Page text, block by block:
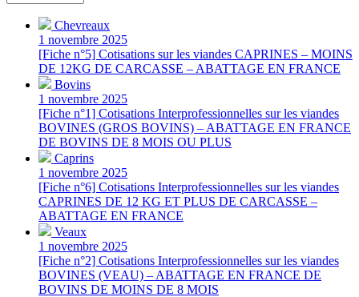
Chevreaux
1 novembre 2025
[Fiche n°5] Cotisations sur les viandes CAPRINES – MOINS
DE 12KG DE CARCASSE – ABATTAGE EN FRANCE
Bovins
1 novembre 2025
[Fiche n°1] Cotisations Interprofessionnelles sur les viandes
BOVINES (GROS BOVINS) – ABATTAGE EN FRANCE
DE BOVINS DE 8 MOIS OU PLUS
Caprins
1 novembre 2025
[Fiche n°6] Cotisations Interprofessionnelles sur les viandes
CAPRINES DE 12 KG ET PLUS DE CARCASSE –
ABATTAGE EN FRANCE
Veaux
1 novembre 2025
[Fiche n°2] Cotisations Interprofessionnelles sur les viandes
BOVINES (VEAU) – ABATTAGE EN FRANCE DE
BOVINS DE MOINS DE 8 MOIS